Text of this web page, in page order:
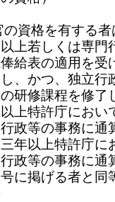
資格を有する者
上若しくは専
給表の適用を受
、かつ、独立行
研修課程を修了
上特許庁におい
政等の事務に通
年以上特許庁に
政等の事務に通
に掲げる者と同